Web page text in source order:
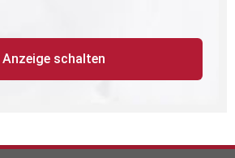
Anzeige schalten